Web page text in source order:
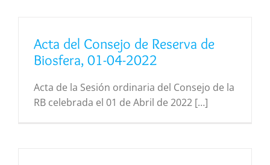
Acta del Consejo de Reserva de
Biosfera, 01-04-2022
Acta de la Sesión ordinaria del Consejo de la
RB celebrada el 01 de Abril de 2022 […]